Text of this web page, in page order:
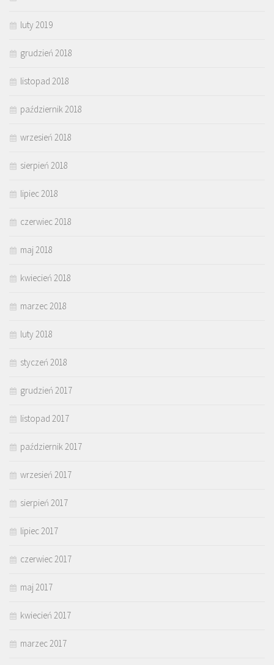
luty 2019
grudzień 2018
listopad 2018
październik 2018
wrzesień 2018
sierpień 2018
lipiec 2018
czerwiec 2018
maj 2018
kwiecień 2018
marzec 2018
luty 2018
styczeń 2018
grudzień 2017
listopad 2017
październik 2017
wrzesień 2017
sierpień 2017
lipiec 2017
czerwiec 2017
maj 2017
kwiecień 2017
marzec 2017